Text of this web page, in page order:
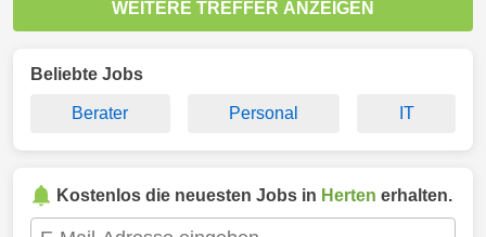
WEITERE TREFFER ANZEIGEN
Beliebte Jobs
Berater Personal IT
Kostenlos die neuesten Jobs in Herten erhalten.